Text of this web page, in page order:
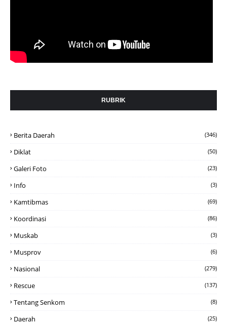
RUBRIK
Berita Daerah (346)
Diklat (50)
Galeri Foto (23)
Info (3)
Kamtibmas (69)
Koordinasi (86)
Muskab (3)
Musprov (6)
Nasional (279)
Rescue (137)
Tentang Senkom (8)
Daerah (25)